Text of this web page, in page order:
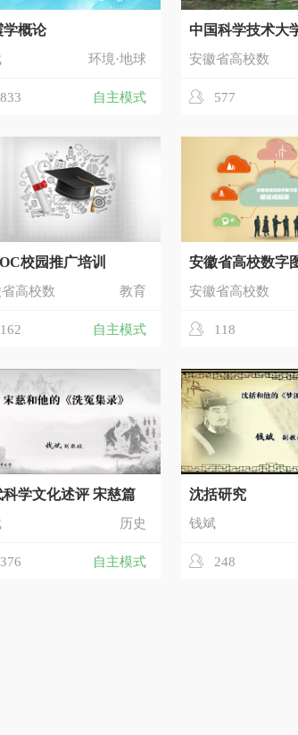
学概论
环境·地球
833 自主模式
中国科学技术大
安徽省高校数
577
校园推广培训
高校数 教育
162 自主模式
安徽省高校数字
安徽省高校数
118
科学文化述评 宋慈篇
历史
376 自主模式
沈括研究
钱斌
248